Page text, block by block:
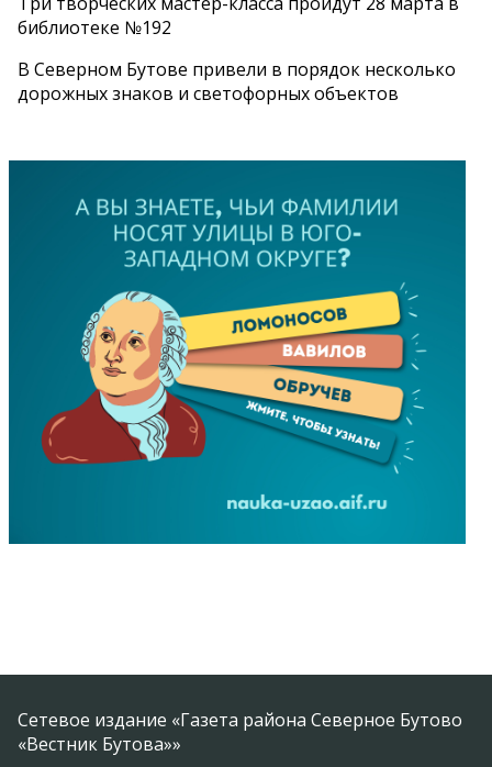
библиотеке №192
В Северном Бутове привели в порядок несколько
дорожных знаков и светофорных объектов
Сетевое издание «Газета района Северное Бутово
«Вестник Бутова»»